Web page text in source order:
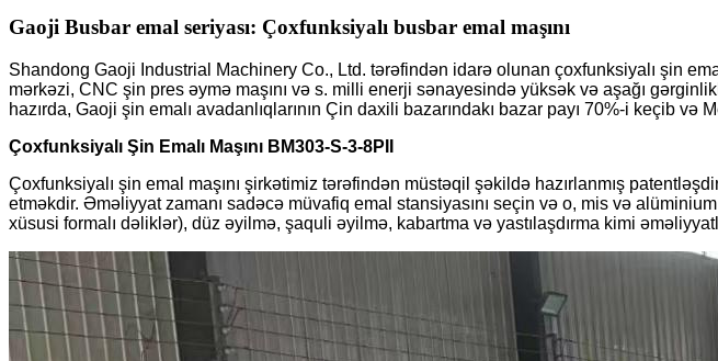
Gaoji Busbar emal seriyası: Çoxfunksiyalı busbar emal maşını
Shandong Gaoji Industrial Machinery Co., Ltd. tərəfindən idarə olunan çoxfunksiyalı şin
mərkəzi, CNC şin pres əymə maşını və s. milli enerji sənayesində yüksək və aşağı
hazırda, Gaoji şin emalı avadanlıqlarının Çin daxili bazarındakı bazar payı 70%-i keçib
Çoxfunksiyalı Şin Emalı Maşını BM303-S-3-8PII
Çoxfunksiyalı şin emal maşını şirkətimiz tərəfindən müstəqil şəkildə hazırlanmış
etməkdir. Əməliyyat zamanı sadəcə müvafiq emal stansiyasını seçin və o, mis və
xüsusi formalı dəliklər), düz əyilmə, şaquli əyilmə, kabartma və yastılaşdırma kimi